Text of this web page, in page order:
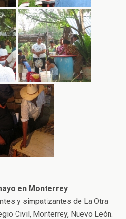
en Monterrey
y simpatizantes de La Otra
Civil, Monterrey, Nuevo León.